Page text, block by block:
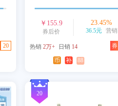
20
￥ 155.9
券后价
23.45%
36.5元 营销
热销 2万+ 日销 14 券
币 补 88
20